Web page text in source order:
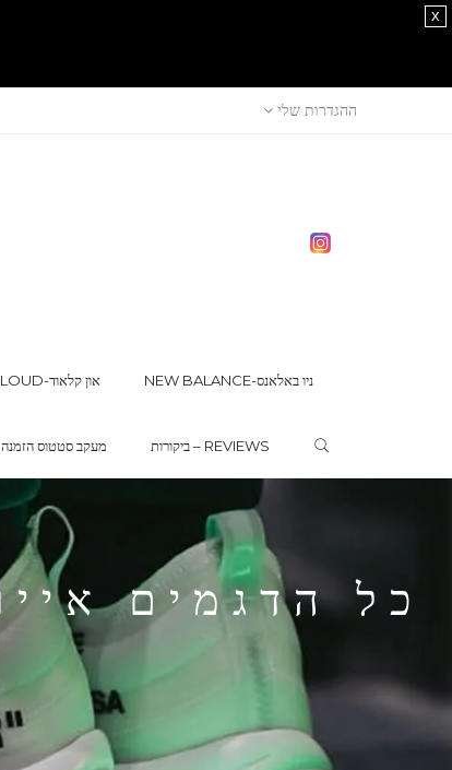
ההגדרות שלי
ON CLOUD-און קלאוד NEW BALANCE-ניו באלאנס
מעקב סטטוס הזמנה ביקורות – REVIEWS
x